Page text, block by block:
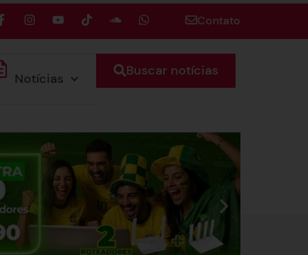
Contato
Notícias Buscar notícias